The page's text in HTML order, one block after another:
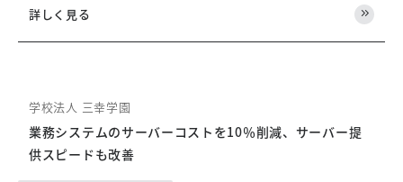
詳しく見る
業務システムのサーバーコストを10％削減、サーバー提
供スピードも改善
学校法人 三幸学園